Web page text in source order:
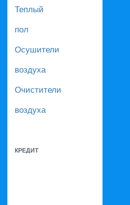
Теплый
пол
Осушители
воздуха
Очистители
воздуха
КРЕДИТ